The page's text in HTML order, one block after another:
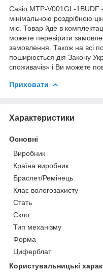
Casio MTP-V001GL-1BUDF
мінімальною роздрібною
міс. Товар йде в
можете перевірити
замовлення. Також на всі
поширюється дія Закону
споживачів» і Ви можете
Приховати
Характеристики
Основні
Виробник
Країна виробник
Браслет/Ремінець
Клас вологозахисту
Стать
Скло
Тип механізму
Форма
Циферблат
Користувальницькі